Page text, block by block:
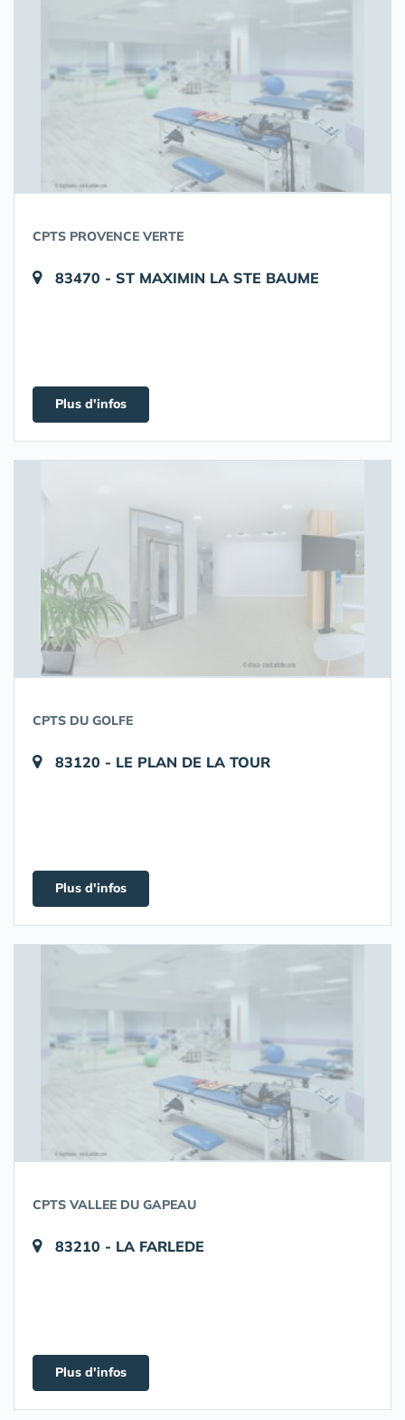
CPTS PROVENCE VERTE
83470 - ST MAXIMIN LA STE BAUME
Plus d'infos
CPTS DU GOLFE
83120 - LE PLAN DE LA TOUR
Plus d'infos
CPTS VALLEE DU GAPEAU
83210 - LA FARLEDE
Plus d'infos